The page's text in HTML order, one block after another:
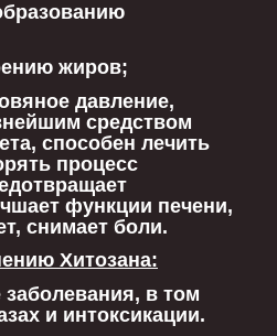
жиров;
давление,
средством
способен лечить
процесс
функции печени,
снимает боли.
Хитозана:
заболевания, в том
и интоксикации.